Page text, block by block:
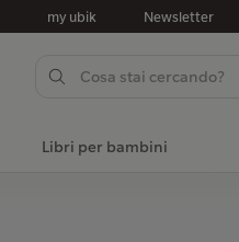
my ubik Newsletter
Libri per bambini